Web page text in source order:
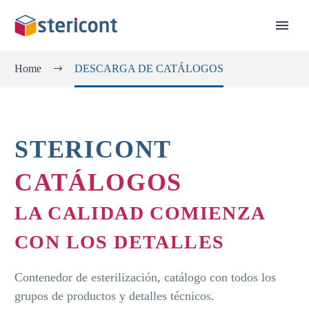
Home DESCARGA DE CATÁLOGOS
STERICONT
CATÁLOGOS
LA CALIDAD COMIENZA
CON LOS DETALLES
Contenedor de esterilización, catálogo con todos los
grupos de productos y detalles técnicos.